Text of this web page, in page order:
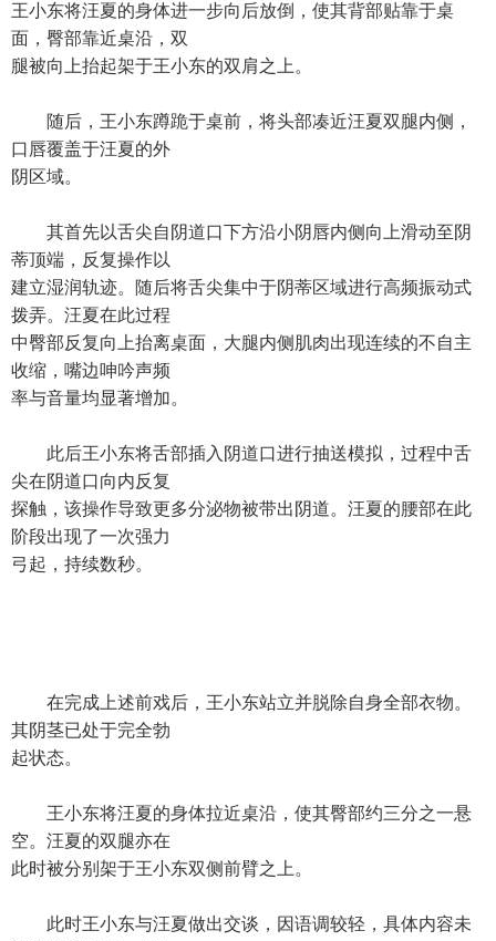
王小东将汪夏的身体进一步向后放倒，使其背部贴靠于桌
面，臀部靠近桌沿，双
腿被向上抬起架于王小东的双肩之上。
随后，王小东蹲跪于桌前，将头部凑近汪夏双腿内侧，
口唇覆盖于汪夏的外
阴区域。
其首先以舌尖自阴道口下方沿小阴唇内侧向上滑动至阴
蒂顶端，反复操作以
建立湿润轨迹。随后将舌尖集中于阴蒂区域进行高频振动式
拨弄。汪夏在此过程
中臀部反复向上抬离桌面，大腿内侧肌肉出现连续的不自主
收缩，嘴边呻吟声频
率与音量均显著增加。
此后王小东将舌部插入阴道口进行抽送模拟，过程中舌
尖在阴道口向内反复
探触，该操作导致更多分泌物被带出阴道。汪夏的腰部在此
阶段出现了一次强力
弓起，持续数秒。
在完成上述前戏后，王小东站立并脱除自身全部衣物。
其阴茎已处于完全勃
起状态。
王小东将汪夏的身体拉近桌沿，使其臀部约三分之一悬
空。汪夏的双腿亦在
此时被分别架于王小东双侧前臂之上。
此时王小东与汪夏做出交谈，因语调较轻，具体内容未